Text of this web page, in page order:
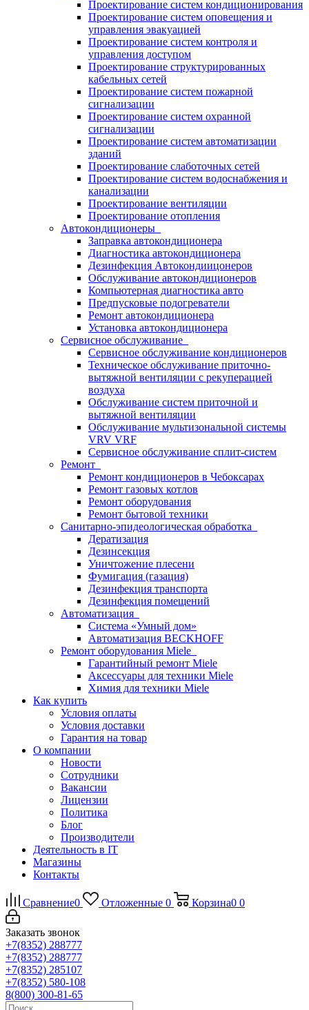
Проектирование систем кондиционирования
Проектирование систем оповещения и
управления эвакуацией
Проектирование систем контроля и
управления доступом
Проектирование структурированных
кабельных сетей
Проектирование систем пожарной
сигнализации
Проектирование систем охранной
сигнализации
Проектирование систем автоматизации
зданий
Проектирование слаботочных сетей
Проектирование систем водоснабжения и
канализации
Проектирование вентиляции
Проектирование отопления
Автокондиционеры
Заправка автокондиционера
Диагностика автокондиционера
Дезинфекция Автокондиицонеров
Обслуживание автокондиционеров
Компьютерная диагностика авто
Предпусковые подогреватели
Ремонт автокондиционера
Установка автокондиционера
Сервисное обслуживание
Сервисное обслуживание кондиционеров
Техническое обслуживание приточно-
вытяжной вентиляции с рекуперацией
воздуха
Обслуживание систем приточной и
вытяжной вентиляции
Обслуживание мультизональной системы
VRV VRF
Сервисное обслуживание сплит-систем
Ремонт
Ремонт кондиционеров в Чебоксарах
Ремонт газовых котлов
Ремонт оборудования
Ремонт бытовой техники
Санитарно-эпидеологическая обработка
Дератизация
Дезинсекция
Уничтожение плесени
Фумигация (газация)
Дезинфекция транспорта
Дезинфекция помещений
Автоматизация
Система «Умный дом»
Автоматизация BECKHOFF
Ремонт оборудования Miele
Гарантийный ремонт Miele
Аксессуары для техники Miele
Химия для техники Miele
Как купить
Условия оплаты
Условия доставки
Гарантия на товар
О компании
Новости
Сотрудники
Вакансии
Лицензии
Политика
Блог
Производители
Деятельность в IT
Магазины
Контакты
Сравнение0 Отложенные 0 Корзина0 0
Заказать звонок
+7(8352) 288777
+7(8352) 288777
+7(8352) 285107
+7(8352) 580-108
8(800) 300-81-65